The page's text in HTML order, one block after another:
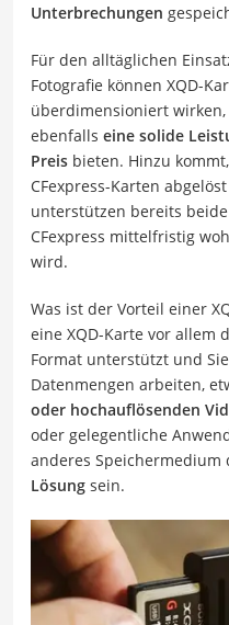
Unterbrechungen
Für den alltäglichen
Fotografie können XQD-
überdimensioniert
ebenfalls eine solide
Preis bieten. Hinzu
CFexpress-Karten
unterstützen bereits beide
CFexpress mittelfristig
wird.
Was ist der Vorteil einer
eine XQD-Karte vor allem
Format unterstützt und
Datenmengen arbeiten,
oder hochauflösenden
oder gelegentliche
anderes Speichermedium
Lösung sein.